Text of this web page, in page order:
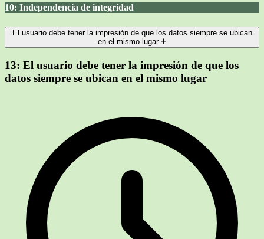
10: Independencia de integridad
El usuario debe tener la impresión de que los datos siempre se ubican
en el mismo lugar
13: El usuario debe tener la impresión de que los
datos siempre se ubican en el mismo lugar